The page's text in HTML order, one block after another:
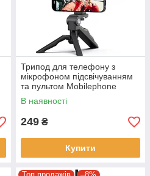
Трипод для телефону з
мікрофоном підсвічуванням
та пультом Mobilephone
Набір блогера 5 в 1
В наявності
249 ₴
Купити